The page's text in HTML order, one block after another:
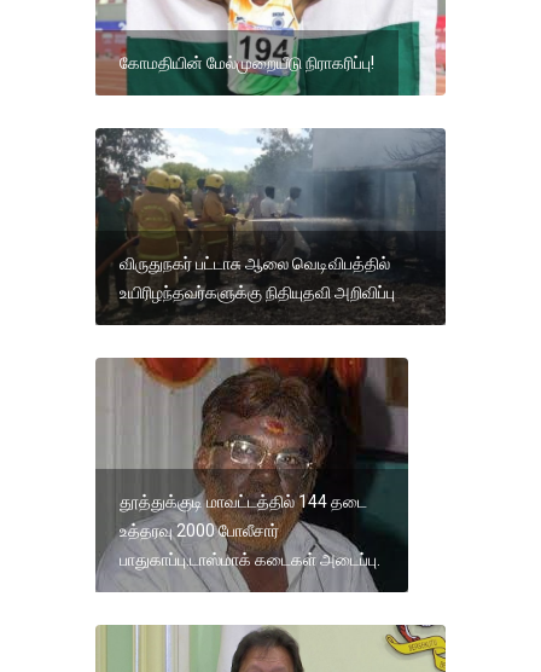
கோமதியின் மேல்முறையீடு நிராகரிப்பு!
விருதுநகர் பட்டாசு ஆலை வெடிவிபத்தில்
உயிரிழந்தவர்களுக்கு நிதியுதவி அறிவிப்பு
தூத்துக்குடி மாவட்டத்தில் 144 தடை
உத்தரவு 2000 போலீசார்
பாதுகாப்பு.டாஸ்மாக் கடைகள் அடைப்பு.